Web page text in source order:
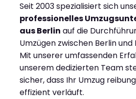
Seit 2003 spezialisiert sich
professionelles
aus Berlin auf die
Umzügen zwischen Berlin und
Mit unserer umfassenden
unserem dedizierten Team
sicher, dass Ihr Umzug
effizient verläuft.